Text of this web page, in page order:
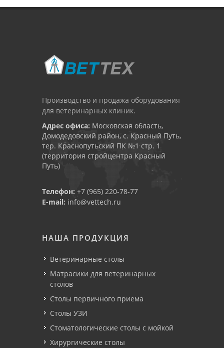
Производство и продажа оборудования
для ветеринарных клиник.
Адрес офиса: Московская область,
Домодедовский район, с. Красный Путь,
тер. Краснопутьский ПК №1 стр. 1
(территория стройцентра Красный
Путь)
Телефон: +7 (965) 220-78-77
E-mail: info@vettech.ru
НАША ПРОДУКЦИЯ
Ветеринарные столы
Матрасики для ветеринарных
столов
Столы первичного приема
Столы УЗИ
Стоматологические столы с мойкой
Хирургические столы